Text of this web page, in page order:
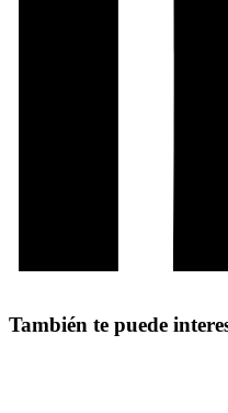
También te puede